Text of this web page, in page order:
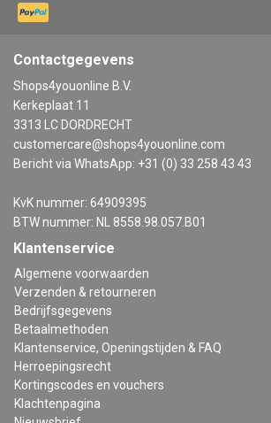
Contactgegevens
Shops4youonline B.V.
Kerkeplaat 11
3313 LC DORDRECHT
customercare@shops4youonline.com
Bericht via WhatsApp: +31 (0) 33 258 43 43
KvK nummer: 64909395
BTW nummer: NL 8558.98.057.B01
Klantenservice
Algemene voorwaarden
Verzenden & retourneren
Bedrijfsgegevens
Betaalmethoden
Klantenservice, Openingstijden & FAQ
Herroepingsrecht
Kortingscodes en vouchers
Klachtenpagina